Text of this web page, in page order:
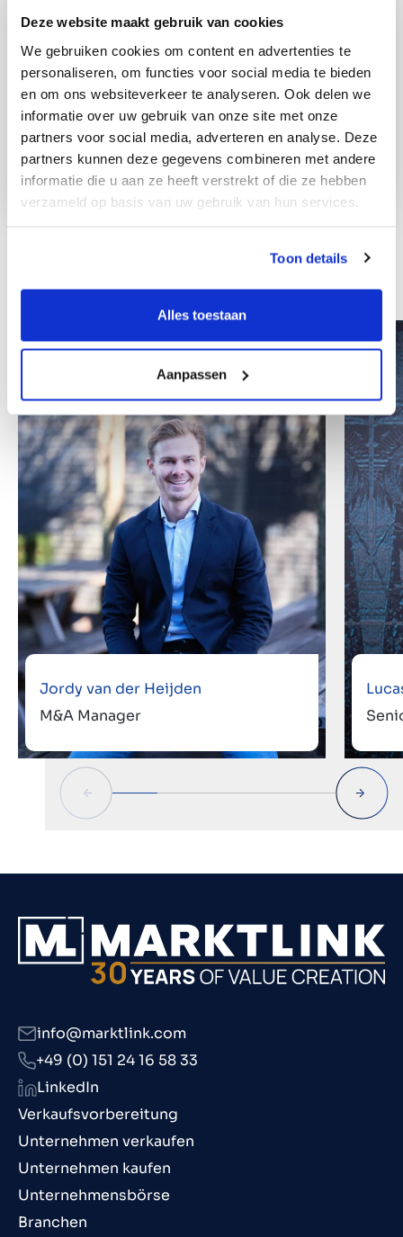
Deze website maakt gebruik van cookies
We gebruiken cookies om content en advertenties te
personaliseren, om functies voor social media te bieden
en om ons websiteverkeer te analyseren. Ook delen we
informatie over uw gebruik van onze site met onze
partners voor social media, adverteren en analyse. Deze
partners kunnen deze gegevens combineren met andere
informatie die u aan ze heeft verstrekt of die ze hebben
verzameld op basis van uw gebruik van hun services.
Toon details
Alles toestaan
Aanpassen
Weitere Mitarbeiter
Jordy van der Heijden
M&A Manager
Verkaufsvorbereitung
Unternehmen verkaufen
Unternehmen kaufen
Unternehmensbörse
Branchen
info@marktlink.com
+49 (0) 151 24 16 58 33
LinkedIn